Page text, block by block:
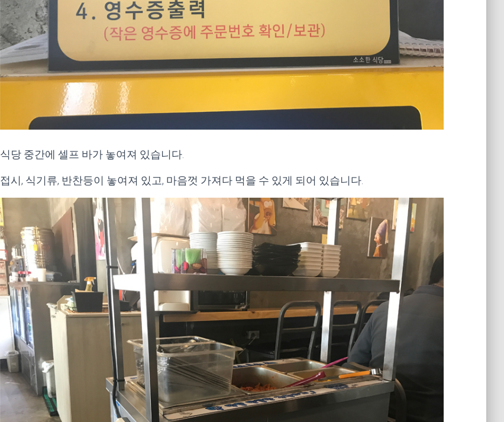
식당 중간에 셀프 바가 놓여져 있습니다.
접시, 식기류, 반찬등이 놓여져 있고, 마음껏 가져다 먹을 수 있게 되어 있습니다.